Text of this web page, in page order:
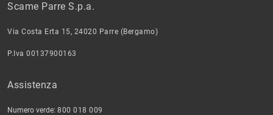
Scame Parre S.p.a.
Via Costa Erta 15, 24020 Parre (Bergamo)
P.Iva 00137900163
Assistenza
Numero verde: 800 018 009